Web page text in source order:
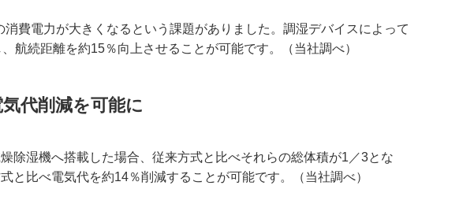
費電力が大きくなるという課題がありました。調湿デバイスによって
航続距離を約15％向上させることが可能です。（当社調べ）
代削減を可能に
除湿機へ搭載した場合、従来方式と比べそれらの総体積が1／3とな
比べ電気代を約14％削減することが可能です。（当社調べ）